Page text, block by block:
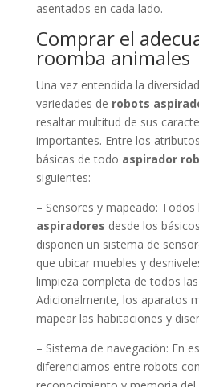
asentados en cada lado.
Comprar el
roomba animales
Una vez entendida la
variedades de robots
resaltar multitud de sus
importantes. Entre los
básicas de todo aspirador
siguientes:
– Sensores y mapeado: Todos
aspiradores desde los
disponen un sistema de
que ubicar muebles y
limpieza completa de todos
Adicionalmente, los aparatos
mapear las habitaciones y
– Sistema de navegación: En
diferenciamos entre robots